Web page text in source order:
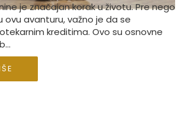
je značajan korak u životu. Pre nego
avanturu, važno je da se
kreditima. Ovo su osnovne